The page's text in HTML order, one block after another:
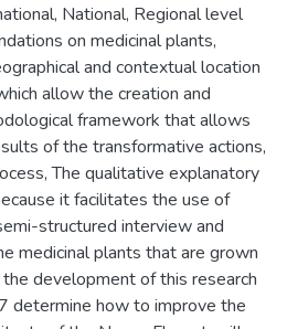
National, Regional level
on medicinal plants,
and contextual location
allow the creation and
framework that allows
of the transformative actions,
The qualitative explanatory
it facilitates the use of
structured interview and
medicinal plants that are grown
development of this research
determine how to improve the